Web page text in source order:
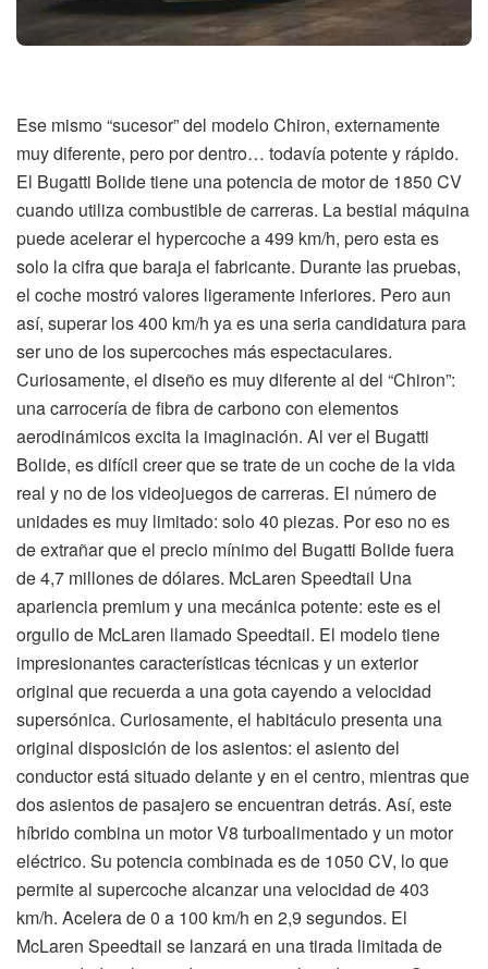
Ese mismo “sucesor” del modelo Chiron, externamente
muy diferente, pero por dentro… todavía potente y rápido.
El Bugatti Bolide tiene una potencia de motor de 1850 CV
cuando utiliza combustible de carreras. La bestial máquina
puede acelerar el hypercoche a 499 km/h, pero esta es
solo la cifra que baraja el fabricante. Durante las pruebas,
el coche mostró valores ligeramente inferiores. Pero aun
así, superar los 400 km/h ya es una seria candidatura para
ser uno de los supercoches más espectaculares.
Curiosamente, el diseño es muy diferente al del “Chiron”:
una carrocería de fibra de carbono con elementos
aerodinámicos excita la imaginación. Al ver el Bugatti
Bolide, es difícil creer que se trate de un coche de la vida
real y no de los videojuegos de carreras. El número de
unidades es muy limitado: solo 40 piezas. Por eso no es
de extrañar que el precio mínimo del Bugatti Bolide fuera
de 4,7 millones de dólares. McLaren Speedtail Una
apariencia premium y una mecánica potente: este es el
orgullo de McLaren llamado Speedtail. El modelo tiene
impresionantes características técnicas y un exterior
original que recuerda a una gota cayendo a velocidad
supersónica. Curiosamente, el habitáculo presenta una
original disposición de los asientos: el asiento del
conductor está situado delante y en el centro, mientras que
dos asientos de pasajero se encuentran detrás. Así, este
híbrido combina un motor V8 turboalimentado y un motor
eléctrico. Su potencia combinada es de 1050 CV, lo que
permite al supercoche alcanzar una velocidad de 403
km/h. Acelera de 0 a 100 km/h en 2,9 segundos. El
McLaren Speedtail se lanzará en una tirada limitada de